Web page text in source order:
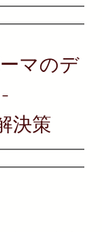
マのデ
決策